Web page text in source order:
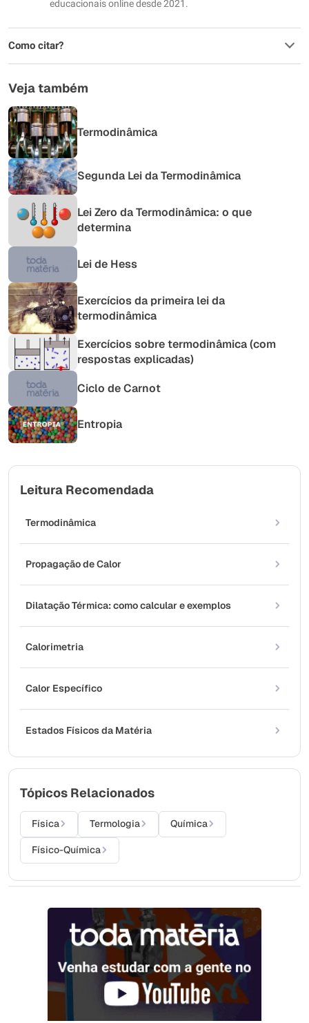
educacionais online desde 2021.
Como citar?
Veja também
Termodinâmica
Segunda Lei da Termodinâmica
Lei Zero da Termodinâmica: o que
determina
Lei de Hess
Exercícios da primeira lei da
termodinâmica
Exercícios sobre termodinâmica (com
respostas explicadas)
Ciclo de Carnot
Entropia
Leitura Recomendada
Termodinâmica
Propagação de Calor
Dilatação Térmica: como calcular e exemplos
Calorimetria
Calor Específico
Estados Físicos da Matéria
Tópicos Relacionados
Física Termologia Química
Físico-Química